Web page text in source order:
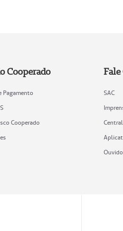
Cooperado
Pagamento
Cooperado
Fale
SAC